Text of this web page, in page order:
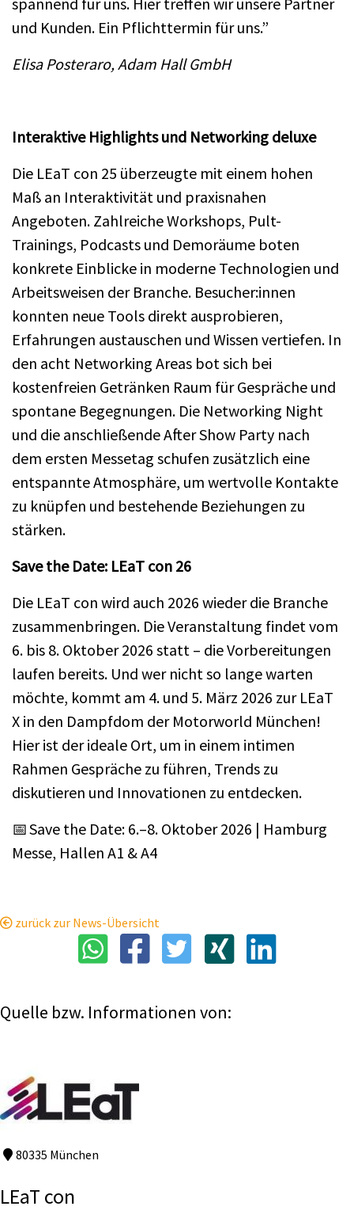
und Kunden. Ein Pflichttermin für uns.”
Elisa Posteraro, Adam Hall GmbH
Interaktive Highlights und Networking deluxe
Die LEaT con 25 überzeugte mit einem hohen
Maß an Interaktivität und praxisnahen
Angeboten. Zahlreiche Workshops, Pult-
Trainings, Podcasts und Demoräume boten
konkrete Einblicke in moderne Technologien und
Arbeitsweisen der Branche. Besucher:innen
konnten neue Tools direkt ausprobieren,
Erfahrungen austauschen und Wissen vertiefen. In
den acht Networking Areas bot sich bei
kostenfreien Getränken Raum für Gespräche und
spontane Begegnungen. Die Networking Night
und die anschließende After Show Party nach
dem ersten Messetag schufen zusätzlich eine
entspannte Atmosphäre, um wertvolle Kontakte
zu knüpfen und bestehende Beziehungen zu
stärken.
Save the Date: LEaT con 26
Die LEaT con wird auch 2026 wieder die Branche
zusammenbringen. Die Veranstaltung findet vom
6. bis 8. Oktober 2026 statt – die Vorbereitungen
laufen bereits. Und wer nicht so lange warten
möchte, kommt am 4. und 5. März 2026 zur LEaT
X in den Dampfdom der Motorworld München!
Hier ist der ideale Ort, um in einem intimen
Rahmen Gespräche zu führen, Trends zu
diskutieren und Innovationen zu entdecken.
📅 Save the Date: 6.–8. Oktober 2026 | Hamburg
Messe, Hallen A1 & A4
zurück zur News-Übersicht
Quelle bzw. Informationen von:
80335 München
LEaT con